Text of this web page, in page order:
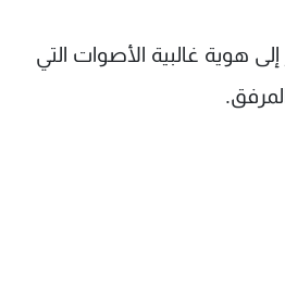
هوية غالبية الأصوات التي